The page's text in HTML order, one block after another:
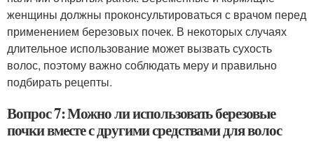
женщины должны проконсультироваться с врачом перед
применением березовых почек. В некоторых случаях
длительное использование может вызвать сухость
волос, поэтому важно соблюдать меру и правильно
подбирать рецепты.
Вопрос 7: Можно ли использовать березовые
почки вместе с другими средствами для волос